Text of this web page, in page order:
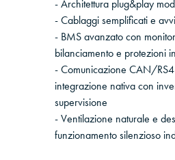
- Architettura plug&play
- Cablaggi semplificati e
- BMS avanzato con
bilanciamento e protezioni
- Comunicazione CAN/
integrazione nativa con
supervisione
- Ventilazione naturale e
funzionamento silenzioso